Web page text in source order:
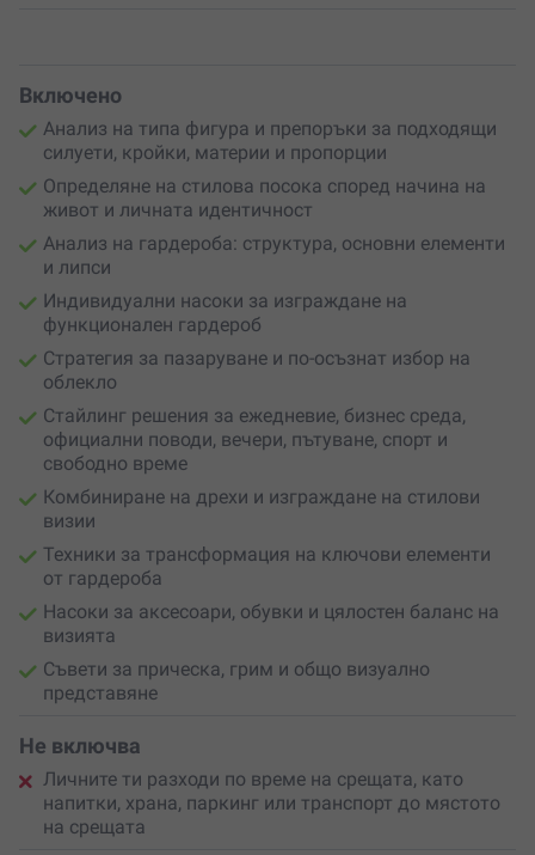
Включено
Анализ на типа фигура и препоръки за подходящи
силуети, кройки, материи и пропорции
Определяне на стилова посока според начина на
живот и личната идентичност
Анализ на гардероба: структура, основни елементи
и липси
Индивидуални насоки за изграждане на
функционален гардероб
Стратегия за пазаруване и по-осъзнат избор на
облекло
Стайлинг решения за ежедневие, бизнес среда,
официални поводи, вечери, пътуване, спорт и
свободно време
Комбиниране на дрехи и изграждане на стилови
визии
Техники за трансформация на ключови елементи
от гардероба
Насоки за аксесоари, обувки и цялостен баланс на
визията
Съвети за прическа, грим и общо визуално
представяне
Не включва
Личните ти разходи по време на срещата, като
напитки, храна, паркинг или транспорт до мястото
на срещата